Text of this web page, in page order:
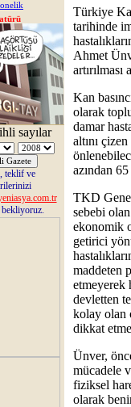
sayılar
teklif ve
bekliyoruz.
Türkiye
tarihinde
Ahmet
artırılması
Kan
olarak
damar
altını
azından
TKD
sebebi
ekonomik
getirici
maddeten
etmeyerek
devletten
kolay olan
dikkat
Ünver,
mücadele
fiziksel
olarak